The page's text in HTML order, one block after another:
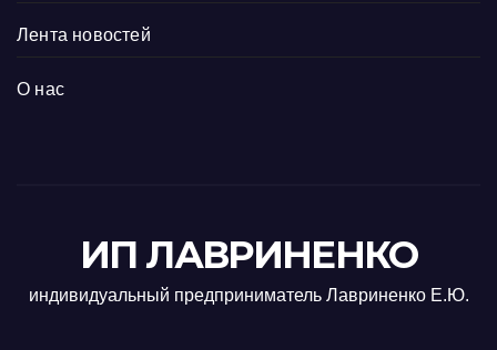
Лента новостей
О нас
ИП ЛАВРИНЕНКО
индивидуальный предприниматель Лавриненко Е.Ю.